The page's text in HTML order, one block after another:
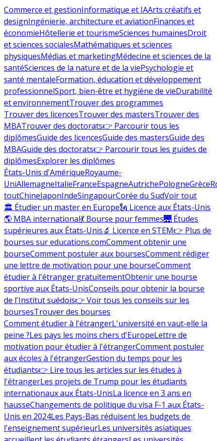
Commerce et gestionInformatique et IAArts créatifs et
designIngénierie, architecture et aviationFinances et
économieHôtellerie et tourismeSciences humainesDroit
et sciences socialesMathématiques et sciences
physiquesMédias et marketingMédecine et sciences de la
santéSciences de la nature et de la viePsychologie et
santé mentaleFormation, éducation et développement
professionnelSport, bien-être et hygiène de vieDurabilité
et environnementTrouver des programmes
Trouver des licencesTrouver des mastersTrouver des
MBATrouver des doctorats👉 Parcourir tous les
diplômesGuide des licencesGuide des mastersGuide des
MBAGuide des doctorats👉 Parcourir tous les guides de
diplômesExplorer les diplômes
États-Unis d'AmériqueRoyaume-
UniAllemagneItalieFranceEspagneAutrichePologneGrèce
toutChineJaponIndeSingapourCorée du SudVoir tout
🏛 Étudier un master en Europe🗽 Licence aux États-Unis
🌎 MBA international💃 Bourse pour femmes🌉 Études
supérieures aux États-Unis🔬 Licence en STEM👉 Plus de
bourses sur educations.comComment obtenir une
bourseComment postuler aux boursesComment rédiger
une lettre de motivation pour une bourseComment
étudier à l'étranger gratuitementObtenir une bourse
sportive aux États-UnisConseils pour obtenir la bourse
de l'Institut suédois👉 Voir tous les conseils sur les
boursesTrouver des bourses
Comment étudier à l'étrangerL'université en vaut-elle la
peine ?Les pays les moins chers d'EuropeLettre de
motivation pour étudier à l'étrangerComment postuler
aux écoles à l'étrangerGestion du temps pour les
étudiants👉 Lire tous les articles sur les études à
l'étrangerLes projets de Trump pour les étudiants
internationaux aux États-UnisLa licence en 3 ans en
hausseChangements de politique du visa F-1 aux États-
Unis en 2024Les Pays-Bas réduisent les budgets de
l'enseignement supérieurLes universités asiatiques